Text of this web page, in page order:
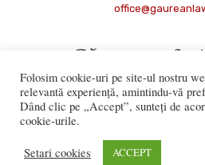
numai cu acordul expres al
2021
Folosim cookie-uri pe site-ul nostru
relevantă experiență, amintindu-vă
Dând clic pe „Accept”, sunteți de
cookie-urile.
Setari cookies ACCEPT